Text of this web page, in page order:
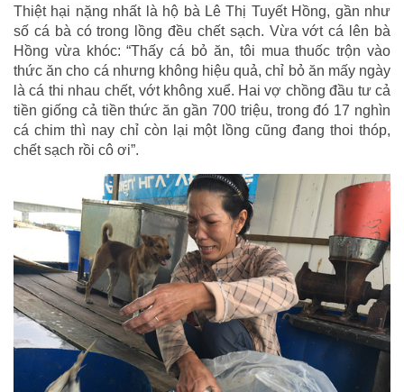
Thiệt hại nặng nhất là hộ bà Lê Thị Tuyết Hồng, gần như
số cá bà có trong lồng đều chết sạch. Vừa vớt cá lên bà
Hồng vừa khóc: “Thấy cá bỏ ăn, tôi mua thuốc trộn vào
thức ăn cho cá nhưng không hiệu quả, chỉ bỏ ăn mấy ngày
là cá thi nhau chết, vớt không xuể. Hai vợ chồng đầu tư cả
tiền giống cả tiền thức ăn gần 700 triệu, trong đó 17 nghìn
cá chim thì nay chỉ còn lại một lồng cũng đang thoi thóp,
chết sạch rồi cô ơi”.